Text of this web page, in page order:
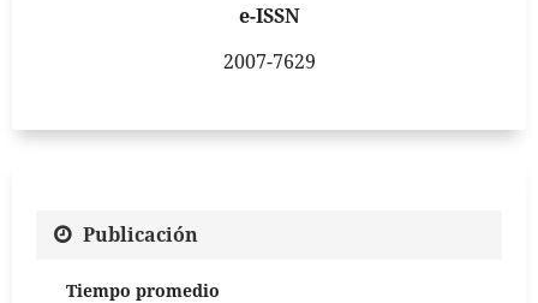
e-ISSN
2007-7629
Publicación
Tiempo promedio